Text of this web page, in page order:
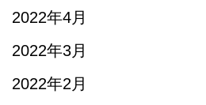
2022年4月
2022年3月
2022年2月